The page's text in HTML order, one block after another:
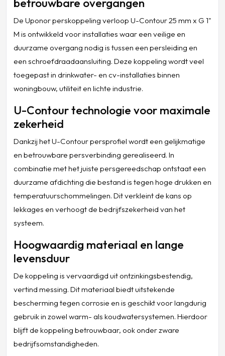
De Uponor perskoppeling verloop U-Contour 25 mm x G 1"
M is ontwikkeld voor installaties waar een veilige en
duurzame overgang nodig is tussen een persleiding en
een schroefdraadaansluiting. Deze koppeling wordt veel
toegepast in drinkwater- en cv-installaties binnen
woningbouw, utiliteit en lichte industrie.
U-Contour technologie voor maximale
zekerheid
Dankzij het U-Contour persprofiel wordt een gelijkmatige
en betrouwbare persverbinding gerealiseerd. In
combinatie met het juiste persgereedschap ontstaat een
duurzame afdichting die bestand is tegen hoge drukken en
temperatuurschommelingen. Dit verkleint de kans op
lekkages en verhoogt de bedrijfszekerheid van het
systeem.
Hoogwaardig materiaal en lange
levensduur
De koppeling is vervaardigd uit ontzinkingsbestendig,
vertind messing. Dit materiaal biedt uitstekende
bescherming tegen corrosie en is geschikt voor langdurig
gebruik in zowel warm- als koudwatersystemen. Hierdoor
blijft de koppeling betrouwbaar, ook onder zware
bedrijfsomstandigheden.